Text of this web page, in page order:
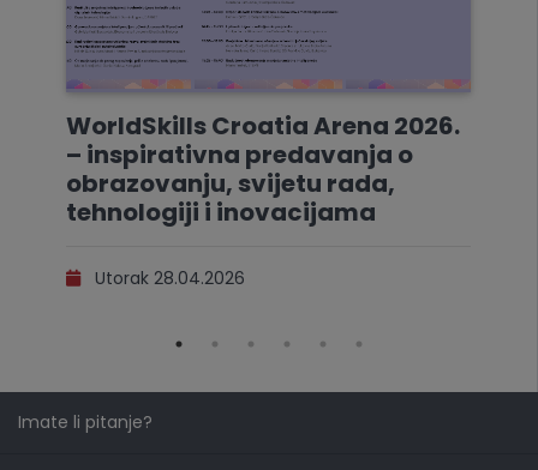
WorldSkills Croatia Arena 2026.
– inspirativna predavanja o
obrazovanju, svijetu rada,
tehnologiji i inovacijama
Utorak 28.04.2026
Imate li pitanje?